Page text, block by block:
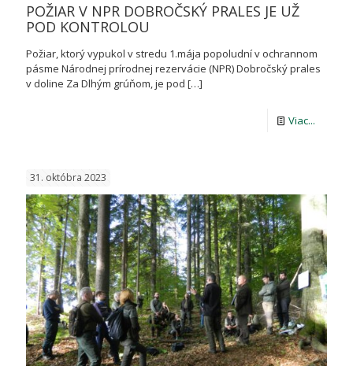
POŽIAR V NPR DOBROČSKÝ PRALES JE UŽ
POD KONTROLOU
Požiar, ktorý vypukol v stredu 1.mája popoludní v ochrannom
pásme Národnej prírodnej rezervácie (NPR) Dobročský prales
v doline Za Dlhým grúňom, je pod […]
Viac...
PRALES
JE
UŽ
POD
31. októbra 2023